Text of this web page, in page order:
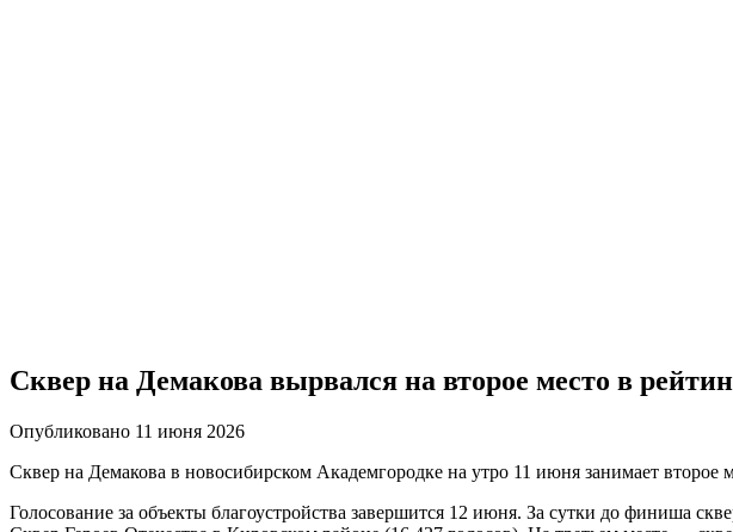
Сквер на Демакова вырвался на второе место в
Опубликовано 11 июня 2026
Сквер на Демакова в новосибирском Академгородке на утро 11 июня занимает второе
Голосование за объекты благоустройства завершится 12 июня. За сутки до финиша